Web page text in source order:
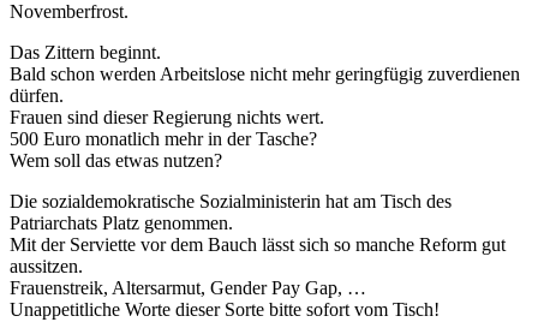
Novemberfrost.
Das Zittern beginnt.
Bald schon werden Arbeitslose nicht mehr geringfügig zuverdienen
dürfen.
Frauen sind dieser Regierung nichts wert.
500 Euro monatlich mehr in der Tasche?
Wem soll das etwas nutzen?
Die sozialdemokratische Sozialministerin hat am Tisch des
Patriarchats Platz genommen.
Mit der Serviette vor dem Bauch lässt sich so manche Reform gut
aussitzen.
Frauenstreik, Altersarmut, Gender Pay Gap, …
Unappetitliche Worte dieser Sorte bitte sofort vom Tisch!